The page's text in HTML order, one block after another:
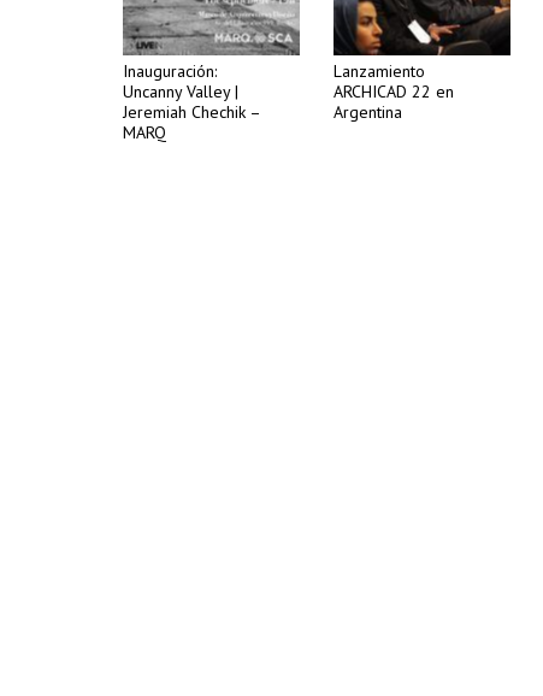
Inauguración:
Uncanny Valley |
Jeremiah Chechik –
MARQ
Lanzamiento
ARCHICAD 22 en
Argentina